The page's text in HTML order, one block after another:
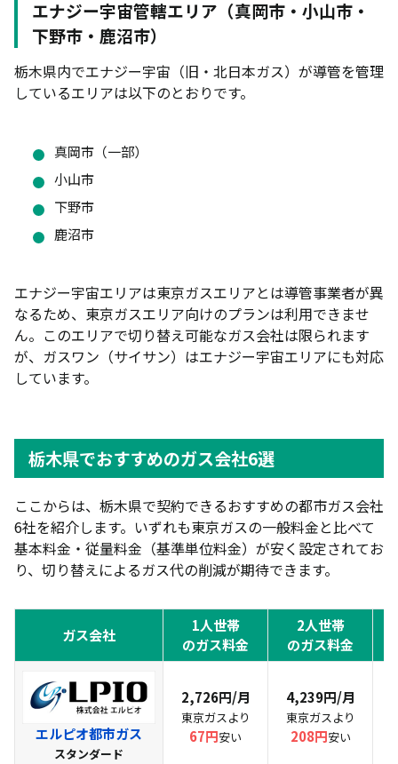
【3ステップで簡単】ガス会社を切り替える手順
栃木県のガス会社選びに関するよくある質問
（FAQ）
東京ガスから切り替えるとガスの品質は変わる？
乗り換え後に料金が高くなるケースはある？
オール電化の家でも都市ガスに切り替えられる？
まとめ｜エリアと使用量から自分に合ったガス会社
を選ぼう
エナジー宇宙管轄エリア（真岡市・小山市・
下野市・鹿沼市）
栃木県内でエナジー宇宙（旧・北日本ガス）が導管を管理
しているエリアは以下のとおりです。
真岡市（一部）
小山市
下野市
鹿沼市
エナジー宇宙エリアは東京ガスエリアとは導管事業者が異
なるため、東京ガスエリア向けのプランは利用できませ
ん。このエリアで切り替え可能なガス会社は限られます
が、ガスワン（サイサン）はエナジー宇宙エリアにも対応
しています。
栃木県でおすすめのガス会社6選
ここからは、栃木県で契約できるおすすめの都市ガス会社
6社を紹介します。いずれも東京ガスの一般料金と比べて
基本料金・従量料金（基準単位料金）が安く設定されてお
り、切り替えによるガス代の削減が期待できます。
ガス会社
1人世帯
のガス料金
2人世帯
のガス料金
エルピオ都市ガス
スタンダード
2,726円/月
東京ガスより
67円安い
4,239円/月
東京ガスより
208円安い